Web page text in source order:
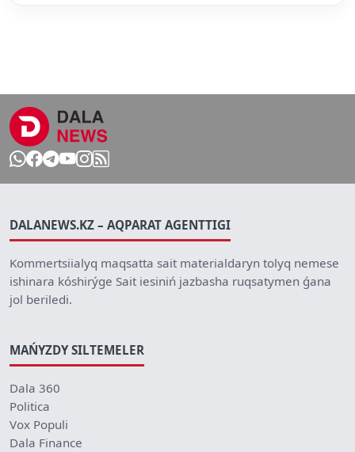
DALANEWS.KZ – AQPARAT AGENTTIGI
Kommertsiialyq maqsatta sait materialdaryn tolyq nemese
ishinara kóshirýge Sait iesiniń jazbasha ruqsatymen ǵana
jol beriledi.
MAŃYZDY SILTEMELER
Dala 360
Politica
Vox Populi
Dala Finance